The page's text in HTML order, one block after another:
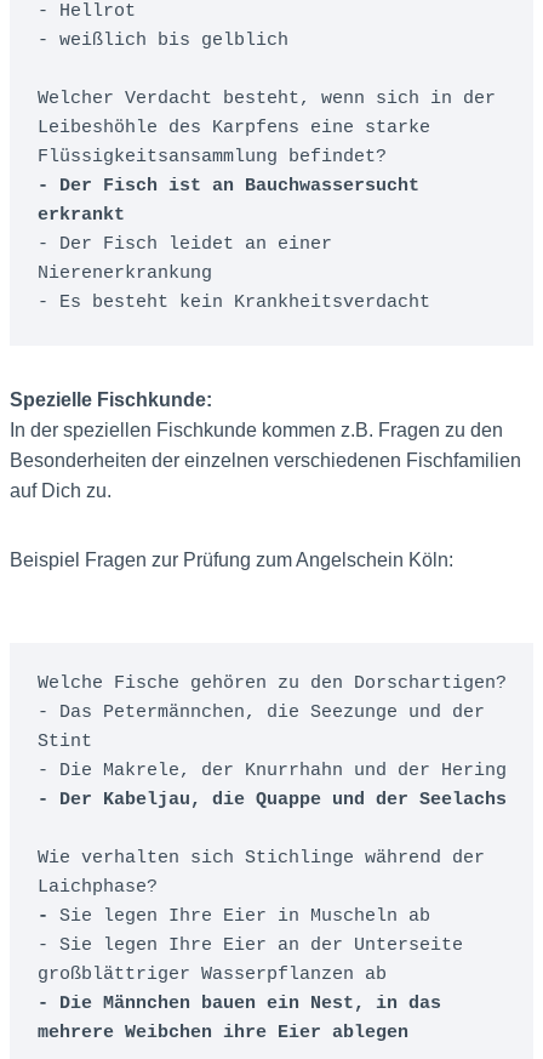
- Hellrot
- weißlich bis gelblich
Welcher Verdacht besteht, wenn sich in der
Leibeshöhle des Karpfens eine starke
- Der Fisch ist an Bauchwassersucht
erkrankt
- Der Fisch leidet an einer
Nierenerkrankung
- Es besteht kein Krankheitsverdacht
Spezielle Fischkunde:
In der speziellen Fischkunde kommen z.B. Fragen zu den
Besonderheiten der einzelnen verschiedenen Fischfamilien
auf Dich zu.
Beispiel Fragen zur Prüfung zum Angelschein Köln:
Welche Fische gehören zu den Dorschartigen?
- Das Petermännchen, die Seezunge und der
Stint
- Die Makrele, der Knurrhahn und der Hering
- Der Kabeljau, die Quappe und der Seelachs
Wie verhalten sich Stichlinge während der
- Sie legen Ihre Eier in Muscheln ab
- Sie legen Ihre Eier an der Unterseite
großblättriger Wasserpflanzen ab
- Die Männchen bauen ein Nest, in das
mehrere Weibchen ihre Eier ablegen